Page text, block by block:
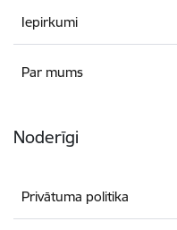
Iepirkumi
Par mums
Noderīgi
Privātuma politika